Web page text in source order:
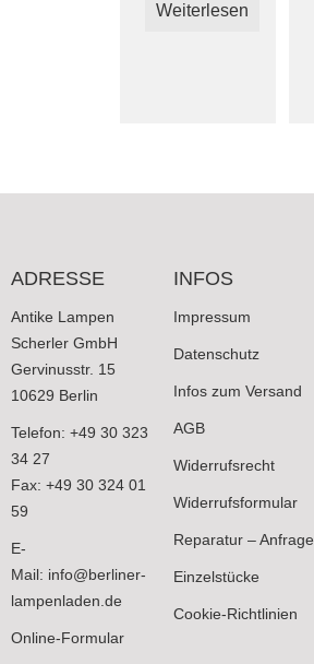
Weiterlesen
ADRESSE
Antike Lampen
Scherler GmbH
Gervinusstr. 15
10629 Berlin
Telefon: +49 30 323
34 27
Fax: +49 30 324 01
59
E-
Mail: info@berliner-
lampenladen.de
Online-Formular
INFOS
Impressum
Datenschutz
Infos zum Versand
AGB
Widerrufsrecht
Widerrufsformular
Reparatur – Anfrage
Einzelstücke
Cookie-Richtlinien